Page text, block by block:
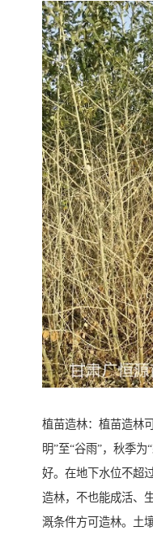
植苗造林：植苗造林
明”至“谷雨”，秋季为
好。在地下水位不超
造林，不也能成活、
溉条件方可造林。土